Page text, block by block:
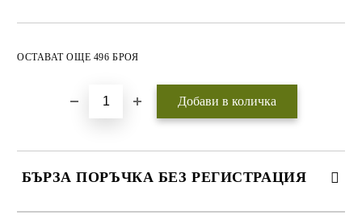
ОСТАВАТ ОЩЕ 496 БРОЯ
БЪРЗА ПОРЪЧКА БЕЗ РЕГИСТРАЦИЯ